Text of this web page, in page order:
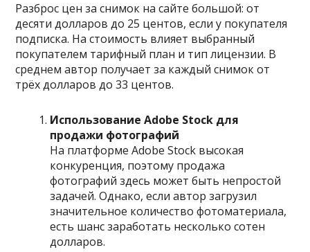
Разброс цен за снимок на сайте большой: от
десяти долларов до 25 центов, если у покупателя
подписка. На стоимость влияет выбранный
покупателем тарифный план и тип лицензии. В
среднем автор получает за каждый снимок от
трёх долларов до 33 центов.
Использование Adobe Stock для
продажи фотографий
На платформе Adobe Stock высокая
конкуренция, поэтому продажа
фотографий здесь может быть непростой
задачей. Однако, если автор загрузил
значительное количество фотоматериала,
есть шанс заработать несколько сотен
долларов.